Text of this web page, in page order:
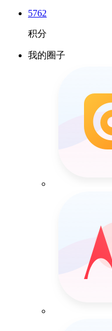
5762
积分
我的圈子